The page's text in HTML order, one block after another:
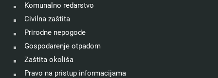
Komunalno redarstvo
Civilna zaštita
Prirodne nepogode
Gospodarenje otpadom
Zaštita okoliša
Pravo na pristup informacijama